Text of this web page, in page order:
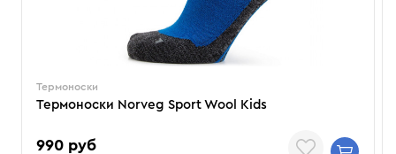
Термоноски
Термоноски Norveg Sport Wool Kids
990 руб